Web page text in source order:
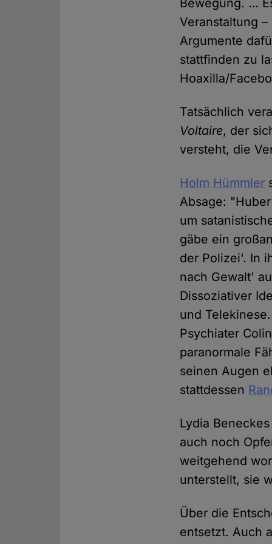
Bewegung. …
Veranstaltung
Argumente
stattfinden zu
Hoaxilla/
Tatsächlich
Voltaire, der
versteht, die
Holm Hümmler
Absage:
um
gäbe ein
der Polizei'. In
nach Gewalt'
Dissoziativer
und
Psychiater
paranormale
seinen Augen
stattdessen
Lydia
auch noch
weitgehend
unterstellt, sie
Über die
entsetzt. Auch